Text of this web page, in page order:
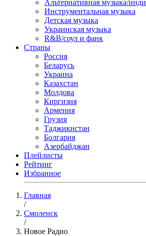
Альтернативная музыка/инди
Инструментальная музыка
Детская музыка
Украинская музыка
R&B/cоул и фанк
Страны
Россия
Беларусь
Украина
Казахстан
Молдова
Киргизия
Армения
Грузия
Таджикистан
Болгария
Азербайджан
Плейлисты
Рейтинг
Избранное
Главная
/
Смоленск
/
Новое Радио